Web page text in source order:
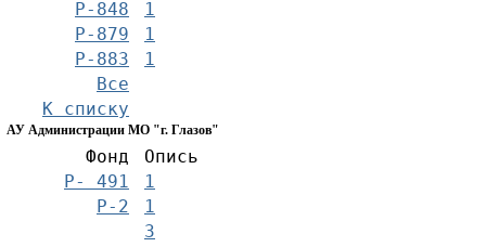
Р-848
1
Р-879
1
Р-883
1
Все
К списку
АУ Администрации МО "г. Глазов"
Фонд
Опись
Р- 491
1
Р-2
1
3